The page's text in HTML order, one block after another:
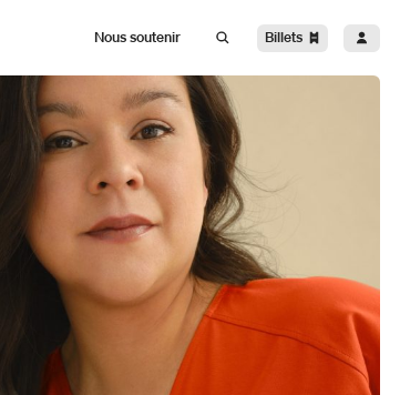
Nous soutenir Billets